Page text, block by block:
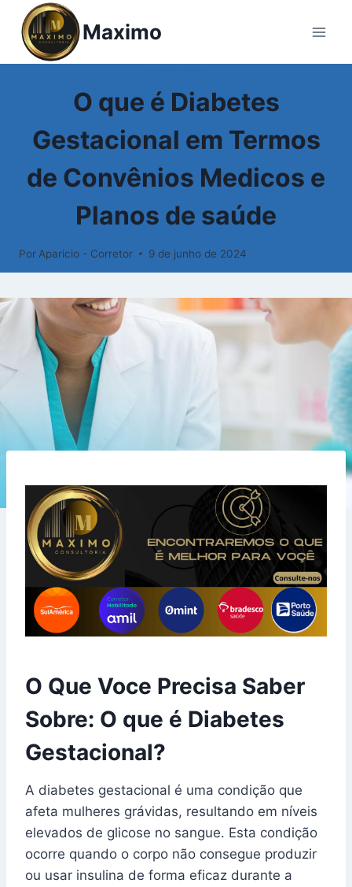
Pular
para
Maximo
O que é Diabetes
Gestacional em Termos
de Convênios Medicos e
Planos de saúde
Por Aparicio - Corretor 9 de junho de 2024
O Que Voce Precisa Saber
Sobre: O que é Diabetes
Gestacional?
A diabetes gestacional é uma condição que
afeta mulheres grávidas, resultando em níveis
elevados de glicose no sangue. Esta condição
ocorre quando o corpo não consegue produzir
ou usar insulina de forma eficaz durante a